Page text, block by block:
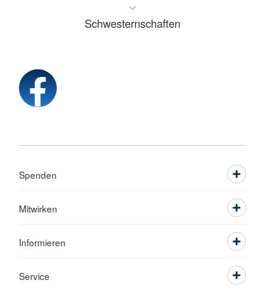
Schwesternschaften
Spenden
Mitwirken
Informieren
Service